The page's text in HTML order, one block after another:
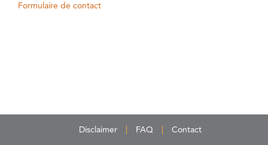
Formulaire de contact
Disclaimer FAQ Contact